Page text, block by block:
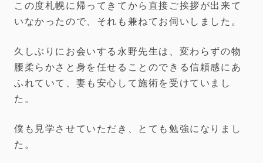
この度札幌に帰ってきてから直接ご挨拶が出来て
いなかったので、それも兼ねてお伺いしました。
久しぶりにお会いする永野先生は、変わらずの物
腰柔らかさと身を任せることのできる信頼感にあ
ふれていて、妻も安心して施術を受けていまし
た。
僕も見学させていただき、とても勉強になりまし
た。